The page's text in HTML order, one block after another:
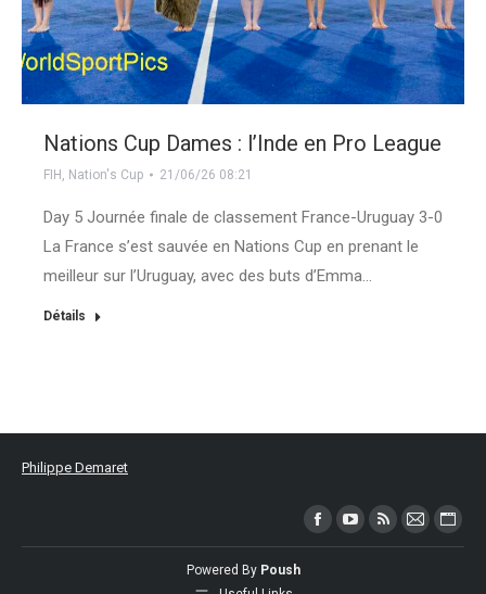
Nations Cup Dames : l’Inde en Pro League
FIH , Nation's Cup 21/06/26 08:21
Day 5 Journée finale de classement France-Uruguay 3-0
La France s’est sauvée en Nations Cup en prenant le
meilleur sur l’Uruguay, avec des buts d’Emma…
Détails
Philippe Demaret
Facebook
YouTubeRSS Mail Site
Powered By Poush